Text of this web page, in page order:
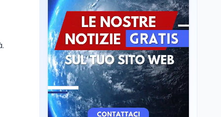
incontrato due studenti
palestinesi giunti da
Gaza che hanno
superato la Maturità in
Italia
Scuola5 ago
Maturità 2026, 100 e
lode da record: 14.123
diplomi con voto
massimo